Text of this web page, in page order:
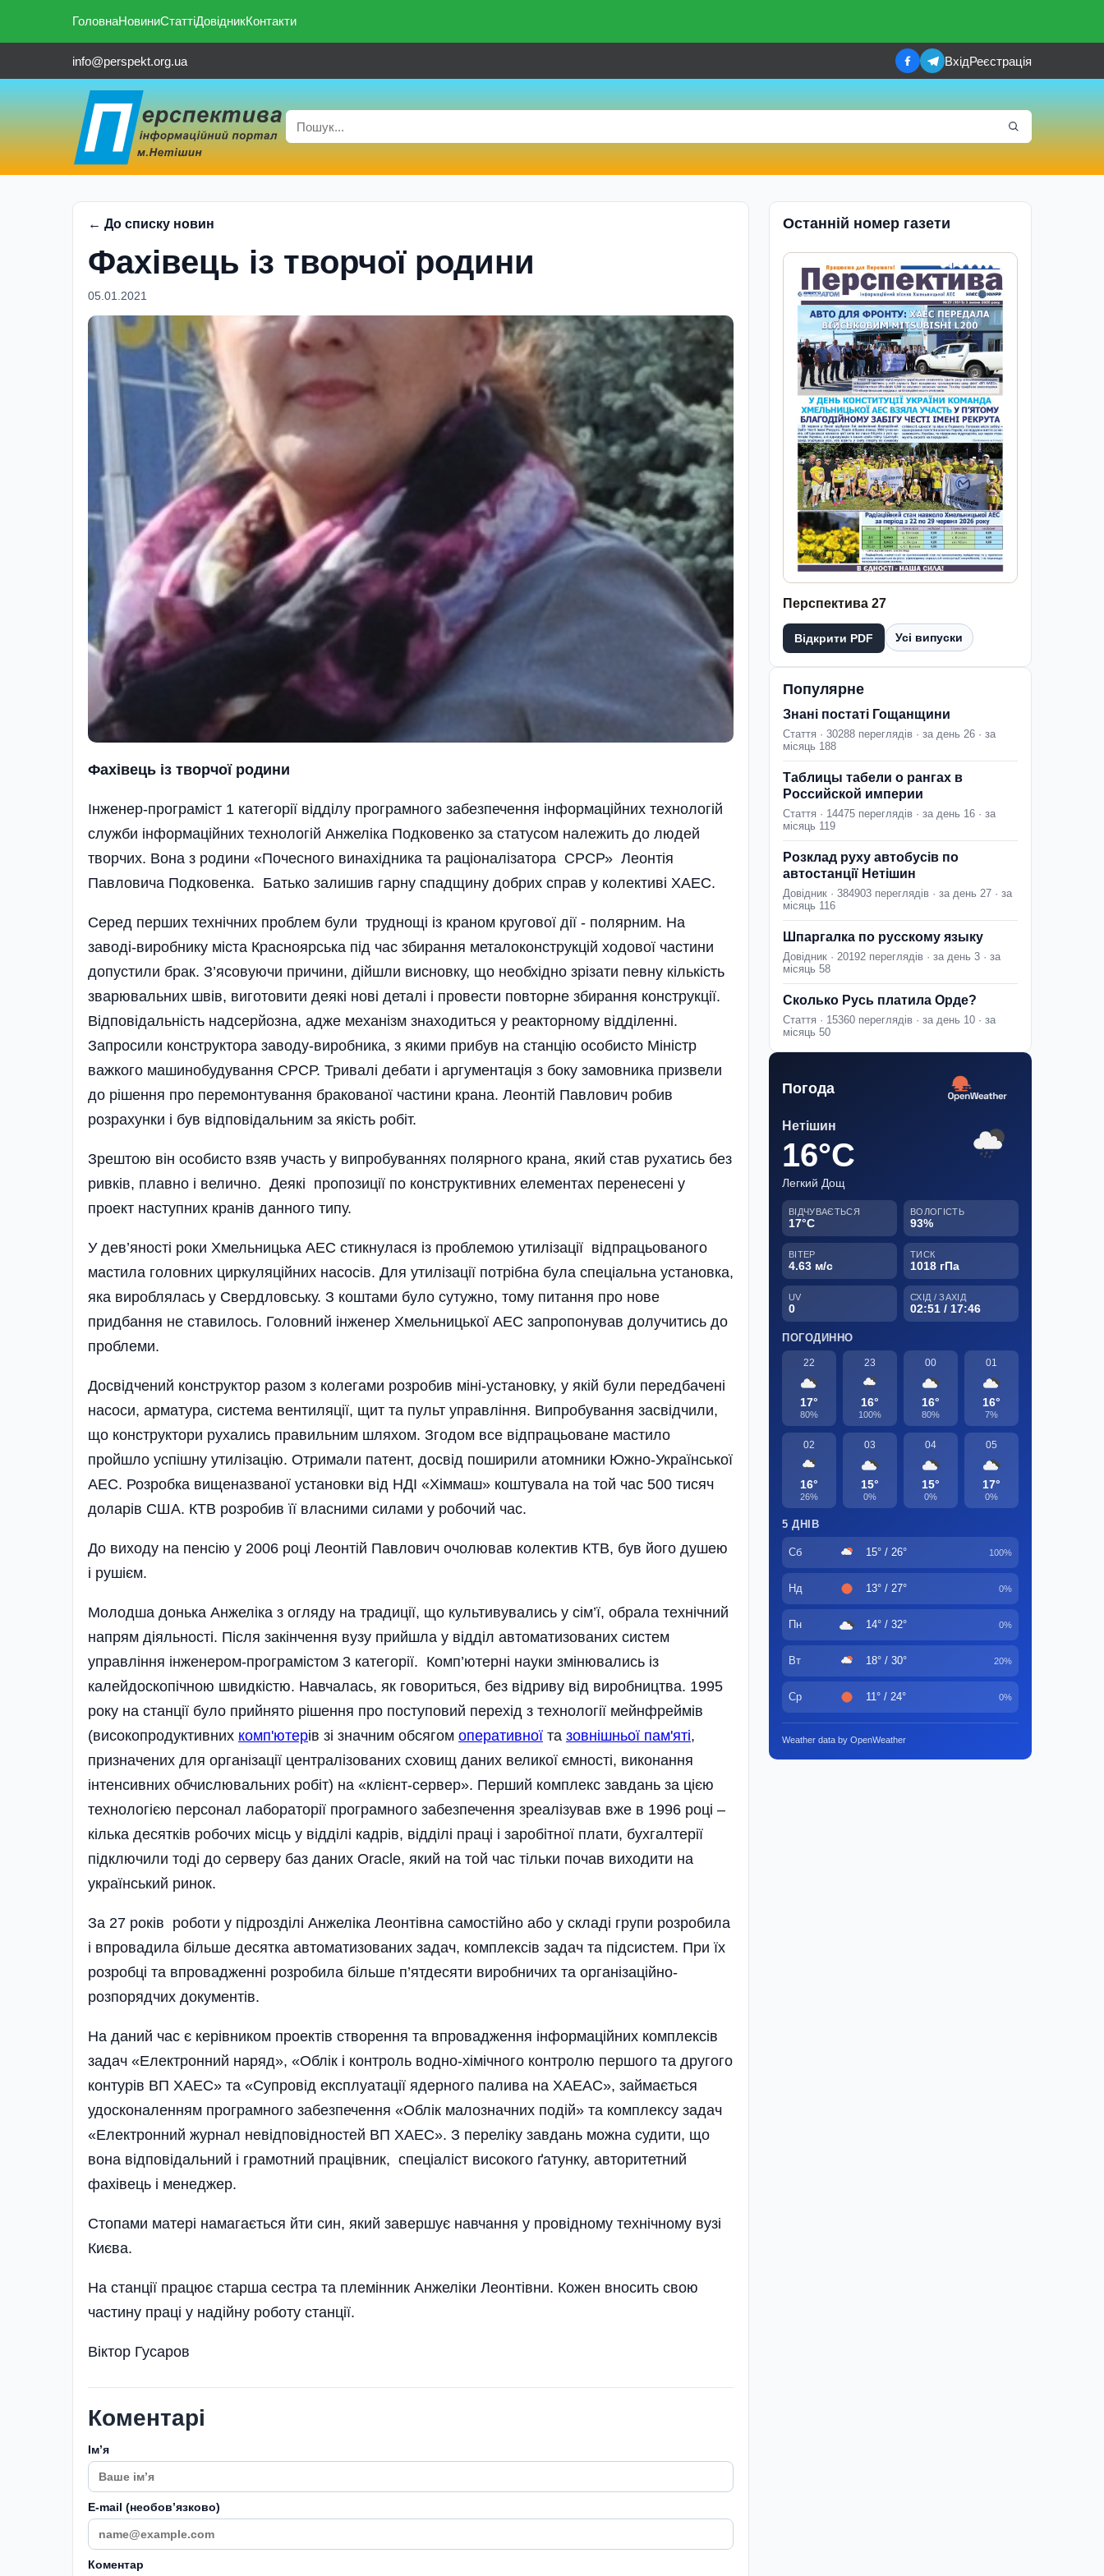
ГоловнаНовиниСтаттіДовідникКонтакти
info@perspekt.org.ua ВхідРеєстрація
← До списку новин
Фахівець із творчої родини
05.01.2021
Фахівець із творчої родини
Інженер-програміст 1 категорії відділу програмного забезпечення інформаційних технологій
служби інформаційних технологій Анжеліка Подковенко за статусом належить до людей
творчих. Вона з родини «Почесного винахідника та раціоналізатора СРСР» Леонтія
Павловича Подковенка. Батько залишив гарну спадщину добрих справ у колективі ХАЕС.
Серед перших технічних проблем були труднощі із краном кругової дії - полярним. На
заводі-виробнику міста Красноярська під час збирання металоконструкцій ходової частини
допустили брак. З’ясовуючи причини, дійшли висновку, що необхідно зрізати певну кількість
зварювальних швів, виготовити деякі нові деталі і провести повторне збирання конструкції.
Відповідальність надсерйозна, адже механізм знаходиться у реакторному відділенні.
Запросили конструктора заводу-виробника, з якими прибув на станцію особисто Міністр
важкого машинобудування СРСР. Тривалі дебати і аргументація з боку замовника призвели
до рішення про перемонтування бракованої частини крана. Леонтій Павлович робив
розрахунки і був відповідальним за якість робіт.
Зрештою він особисто взяв участь у випробуваннях полярного крана, який став рухатись без
ривків, плавно і велично. Деякі пропозиції по конструктивних елементах перенесені у
проект наступних кранів данного типу.
У дев’яності роки Хмельницька АЕС стикнулася із проблемою утилізації відпрацьова­ного
мастила головних циркуляційних насосів. Для утилізації потрібна була спеціальна установка,
яка вироблялась у Свердловську. З коштами було сутужно, тому питання про нове
придбання не ставилось. Головний інженер Хмельницької АЕС запропонував долучитись до
проблеми.
Досвідчений конструктор разом з колегами розробив міні-установку, у якій були передбачені
насоси, арматура, система вентиляції, щит та пульт управлі­ння. Випробування засвідчили,
що конструктори рухались правильним шляхом. Згодом все відпрацьоване мастило
пройшло успішну утилі­зацію. Отримали патент, дос­від поширили атомники Южно-Україн­ської
АЕС. Розробка вищеназваної установки від НДІ «Хіммаш» коштувала на той час 500 тисяч
доларів США. КТВ розробив її власними силами у робочий час.
До виходу на пенсію у 2006 році Леонтій Павлович очолював колектив КТВ, був його душею
і рушієм.
Молодша донька Анжеліка з огляду на традиції, що культивувались у сім’ї, обрала технічний
напрям діяльності. Після закінчення вузу прийшла у відділ автоматизованих систем
управління інженером-програмістом 3 категорії. Комп’ютерні науки змінювались із
калейдоскопічною швидкістю. Навчалась, як говориться, без відриву від виробництва. 1995
року на станції було прийнято рішення про поступовий перехід з технології мейнфреймів
(високопродуктивних комп'ютерів зі значним обсягом оперативної та зовнішньої пам'яті,
призначених для організації централізованих сховищ даних великої ємності, виконання
інтенсивних обчислювальних робіт) на «клієнт-сервер». Перший комплекс завдань за цією
технологією персонал лабораторії програмного забезпечення зреалізував вже в 1996 році –
кілька десятків робочих місць у відділі кадрів, відділі праці і заробітної плати, бухгалтерії
підключили тоді до серверу баз даних Oraclе, який на той час тільки почав виходити на
український ринок.
За 27 років роботи у підрозділі Анжеліка Леонтівна самостійно або у складі групи розробила
і впровадила більше десятка автоматизованих задач, комплексів задач та підсистем. При їх
розробці та впровадженні розробила більше п’ятдесяти виробничих та організаційно-
розпорядчих документів.
На даний час є керівником проектів створення та впровадження інформаційних комплексів
задач «Електронний наряд», «Облік і контроль водно-хімічного контролю першого та другого
контурів ВП ХАЕС» та «Супровід експлуатації ядерного палива на ХАЕАС», займається
удосконаленням програмного забезпечення «Облік малозначних подій» та комплексу задач
«Електронний журнал невідповідностей ВП ХАЕС». З переліку завдань можна судити, що
вона відповідальний і грамотний працівник, спеціаліст високого ґатунку, авторитетний
фахівець і менеджер.
Стопами матері намагається йти син, який завершує навчання у провідному технічному вузі
Києва.
На станції працює старша сестра та племінник Анжеліки Леонтівни. Кожен вносить свою
частину праці у надійну роботу станції.
Віктор Гусаров
Коментарі
Імʼя
E-mail (необовʼязково)
Коментар
Останній номер газети
Перспектива 27
Відкрити PDF Усі випуски
Популярне
Знані постаті Гощанщини
Стаття · 30288 переглядів · за день 26 · за
місяць 188
Таблицы табели о рангах в
Российской империи
Стаття · 14475 переглядів · за день 16 · за
місяць 119
Розклад руху автобусів по
автостанції Нетішин
Довідник · 384903 переглядів · за день 27 · за
місяць 116
Шпаргалка по русскому языку
Довідник · 20192 переглядів · за день 3 · за
місяць 58
Сколько Русь платила Орде?
Стаття · 15360 переглядів · за день 10 · за
місяць 50
Погода
Нетішин
16°C
Легкий Дощ
ВІДЧУВАЄТЬСЯ
17°C
ВОЛОГІСТЬ
93%
ВІТЕР
4.63 м/с
ТИСК
1018 гПа
UV
0
СХІД / ЗАХІД
02:51 / 17:46
ПОГОДИННО
22
17°
80%
23
16°
100%
00
16°
80%
01
16°
7%
02
16°
26%
03
15°
0%
04
15°
0%
05
17°
0%
5 ДНІВ
Сб 15° / 26° 100%
Нд 13° / 27° 0%
Пн 14° / 32° 0%
Вт 18° / 30° 20%
Ср 11° / 24° 0%
Weather data by OpenWeather